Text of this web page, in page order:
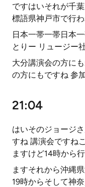
ですはいそれが千
標語県神戸市で行
日本一帯一帯日本
とりー リュージー
大分講演会の方に
の方にもですね 参
21:04
はいそのジョージ
すね 講演会ですね
ますけど14時から
ますそれから沖縄
19時からそして神